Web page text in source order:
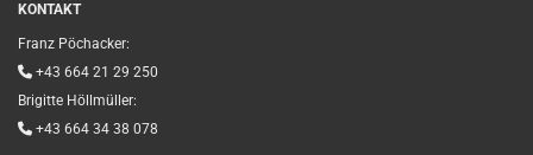
KONTAKT
Franz Pöchacker:
 +43 664 21 29 250
Brigitte Höllmüller:
 +43 664 34 38 078